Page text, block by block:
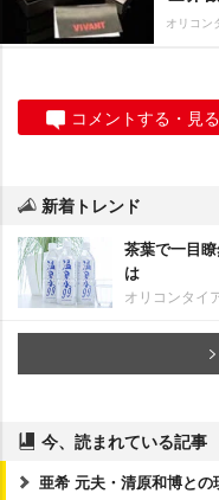
オリコン
コメントする・見る
新着トレンド
茶葉で一目
は
オリコンタイ
今、読まれている記事
亜希 元夫・清原和博との